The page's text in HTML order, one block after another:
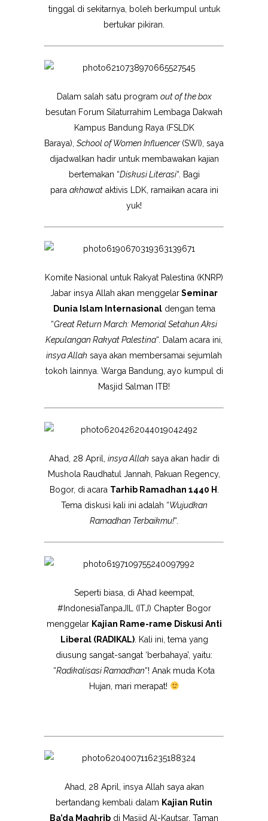
tinggal di sekitarnya, boleh berkumpul untuk
bertukar pikiran.
Dalam salah satu program out of the box
besutan Forum Silaturrahim Lembaga Dakwah
Kampus Bandung Raya (FSLDK
Baraya), School of Women Influencer (SWI), saya
dijadwalkan hadir untuk membawakan kajian
bertemakan “Diskusi Literasi“. Bagi
para akhawataktivis LDK, ramaikan acara ini
yuk!
Komite Nasional untuk Rakyat Palestina (KNRP)
Jabar insya Allah akan menggelarSeminar
Dunia Islam Internasionaldengan tema
“Great Return March: Memorial Setahun Aksi
Kepulangan Rakyat Palestina“. Dalam acara ini,
insya Allah saya akan membersamai sejumlah
tokoh lainnya. Warga Bandung, ayo kumpul di
Masjid Salman ITB!
Ahad, 28 April, insya Allah saya akan hadir di
Mushola Raudhatul Jannah, Pakuan Regency,
Bogor, di acara Tarhib Ramadhan 1440 H
Tema diskusi kali ini adalah “Wujudkan
Ramadhan Terbaikmu!“.
Seperti biasa, di Ahad keempat,
#IndonesiaTanpaJIL (ITJ) Chapter Bogor
menggelar Kajian Rame-rame Diskusi Anti
Liberal (RADIKAL). Kali ini, tema yang
diusung sangat-sangat ‘berbahaya’, yaitu:
“Radikalisasi Ramadhan“! Anak muda Kota
Hujan, mari merapat!
Ahad, 28 April, insya Allah saya akan
bertandang kembali dalam Kajian Rutin
Ba’da Maghrib di Masjid Al-Kautsar, Taman